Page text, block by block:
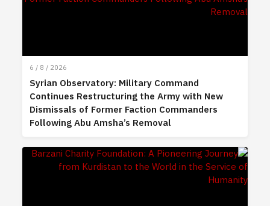
6 / 8 / 2026
Syrian Observatory: Military Command
Continues Restructuring the Army with New
Dismissals of Former Faction Commanders
Following Abu Amsha’s Removal